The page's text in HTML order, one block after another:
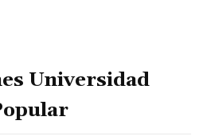
Universidad